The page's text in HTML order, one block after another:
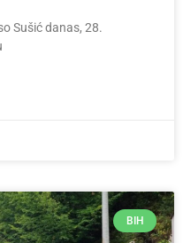
Sušić danas, 28.
BIH